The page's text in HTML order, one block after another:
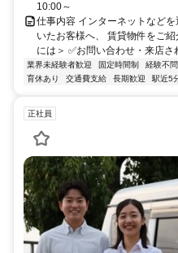
10:00～
仕事内容 インターネットなど
いたお客様へ、 賃貸物件をご
には＞ ✅お問い合わせ・来店
業界未経験者歓迎 固定時間制 経験不問
育休あり
交通費支給 長期歓迎 駅近5
正社員